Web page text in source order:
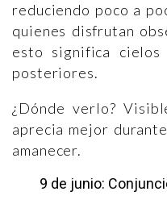
reduciendo poco a
quienes disfrutan
esto significa cielos
posteriores.
¿Dónde verlo?
aprecia mejor
amanecer.
9 de junio: